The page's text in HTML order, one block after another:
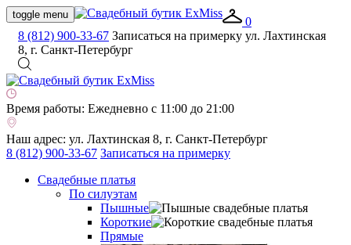
toggle menu
0
8 (812) 900-33-67 Записаться на примерку ул. Лахтинская
8, г. Санкт-Петербург
Время работы: Ежедневно с 11:00 до 21:00
Наш адрес: ул. Лахтинская 8, г. Санкт-Петербург
8 (812) 900-33-67 Записаться на примерку
Свадебные платья
По силуэтам
Пышные
Короткие
Прямые